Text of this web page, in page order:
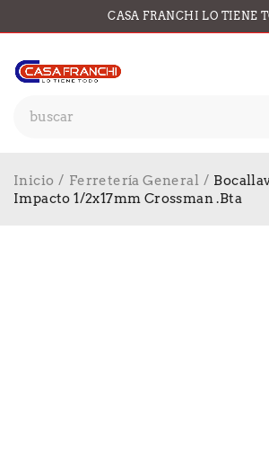
CASA FRANCHI LO TIENE
Inicio / Ferretería General /
Impacto 1/2x17mm Crossman .Bta